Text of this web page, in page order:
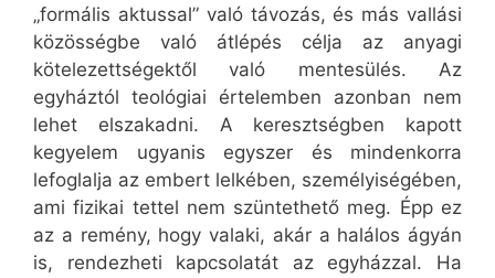
„formális aktussal” való távozás, és más vallási
közösségbe való átlépés célja az anyagi
kötelezettségektől való mentesülés. Az
egyháztól teológiai értelemben azonban nem
lehet elszakadni. A keresztségben kapott
kegyelem ugyanis egyszer és mindenkorra
lefoglalja az embert lelkében, személyiségében,
ami fizikai tettel nem szüntethető meg. Épp ez
az a remény, hogy valaki, akár a halálos ágyán
is, rendezheti kapcsolatát az egyházzal. Ha